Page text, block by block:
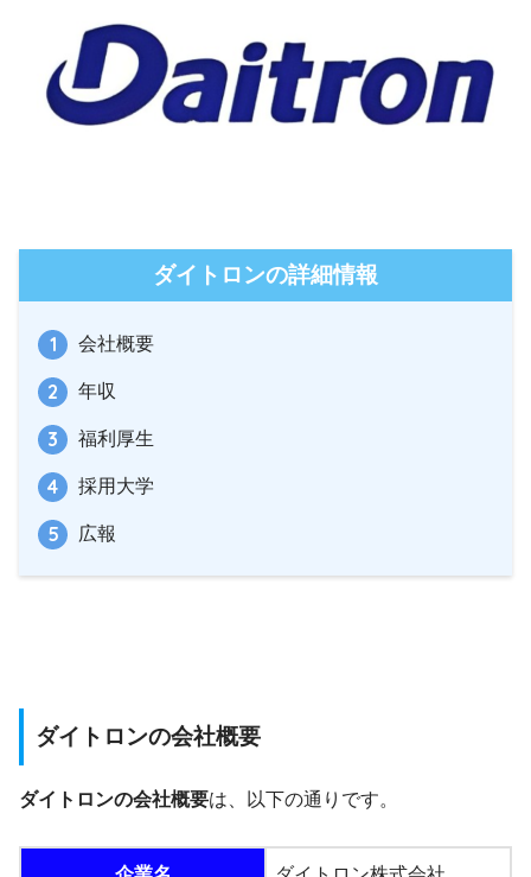
ダイトロンの詳細情報
会社概要
年収
福利厚生
採用大学
広報
ダイトロンの会社概要
ダイトロンの会社概要は、以下の通りです。